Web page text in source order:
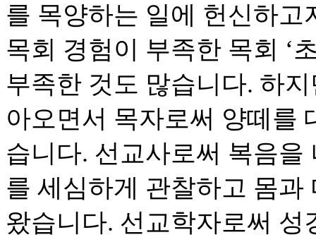
를 목양하는 일에 헌신하
목회 경험이 부족한 목회 ‘
부족한 것도 많습니다. 하
아오면서 목자로써 양떼를
습니다. 선교사로써 복음
를 세심하게 관찰하고 몸
왔습니다. 선교학자로써